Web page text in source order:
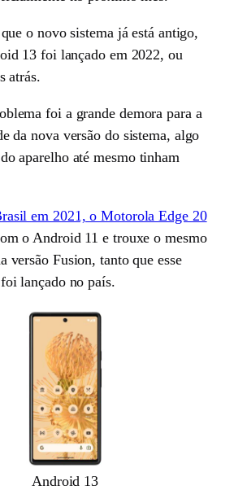
o novo sistema já está antigo,
13 foi lançado em 2022, ou
atrás.
foi a grande demora para a
da nova versão do sistema, algo
aparelho até mesmo tinham
em 2021, o Motorola Edge 20
o Android 11 e trouxe o mesmo
versão Fusion, tanto que esse
lançado no país.
Android 13